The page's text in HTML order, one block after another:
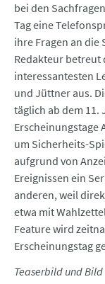
bei den
Tag eine
ihre Fragen an
Redakteur betreut
interessantesten
und Jüttner aus.
täglich ab dem 11.
Erscheinungstage
um Sicherheits-
aufgrund von
Ereignissen ein
anderen, weil
etwa mit
Feature wird
Erscheinungstag
Teaserbild und